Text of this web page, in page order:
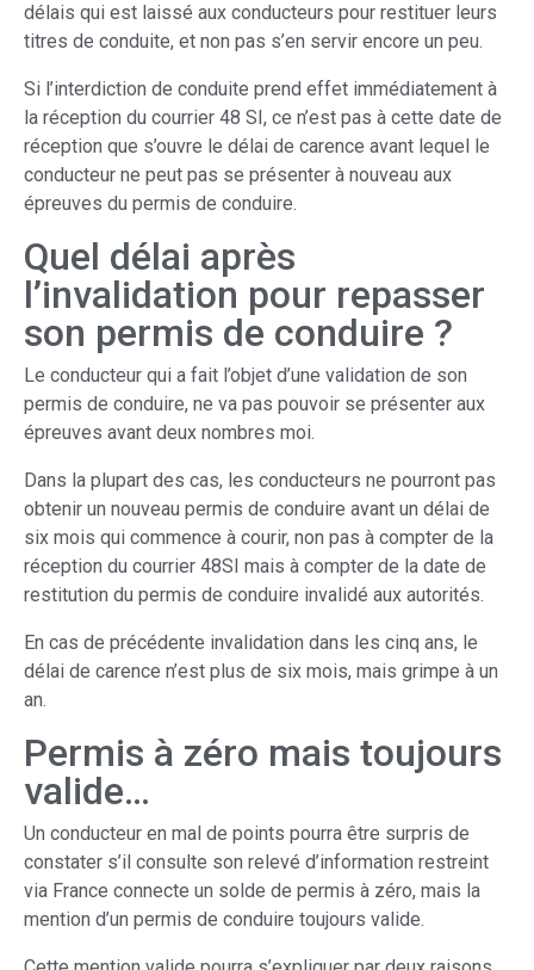
délais qui est laissé aux conducteurs pour restituer leurs
titres de conduite, et non pas s’en servir encore un peu.
Si l’interdiction de conduite prend effet immédiatement à
la réception du courrier 48 SI, ce n’est pas à cette date de
réception que s’ouvre le délai de carence avant lequel le
conducteur ne peut pas se présenter à nouveau aux
épreuves du permis de conduire.
Quel délai après
l’invalidation pour repasser
son permis de conduire ?
Le conducteur qui a fait l’objet d’une validation de son
permis de conduire, ne va pas pouvoir se présenter aux
épreuves avant deux nombres moi.
Dans la plupart des cas, les conducteurs ne pourront pas
obtenir un nouveau permis de conduire avant un délai de
six mois qui commence à courir, non pas à compter de la
réception du courrier 48SI mais à compter de la date de
restitution du permis de conduire invalidé aux autorités.
En cas de précédente invalidation dans les cinq ans, le
délai de carence n’est plus de six mois, mais grimpe à un
an.
Permis à zéro mais toujours
valide…
Un conducteur en mal de points pourra être surpris de
constater s’il consulte son relevé d’information restreint
via France connecte un solde de permis à zéro, mais la
mention d’un permis de conduire toujours valide.